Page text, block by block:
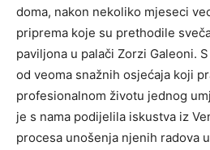
doma, nakon nekoliko mjeseci
priprema koje su prethodile
paviljona u palači Zorzi Galeoni.
od veoma snažnih osjećaja koji
profesionalnom životu jednog
je s nama podijelila iskustva iz
procesa unošenja njenih radova